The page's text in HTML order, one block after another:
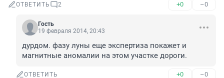
ОТВЕТИТЬ 2 +0 –0
Гость
19 февраля 2014, 20:43
дурдом. фазу луны еще экспертиза покажет и
магнитные аномалии на этом участке дороги.
ОТВЕТИТЬ +0 –0